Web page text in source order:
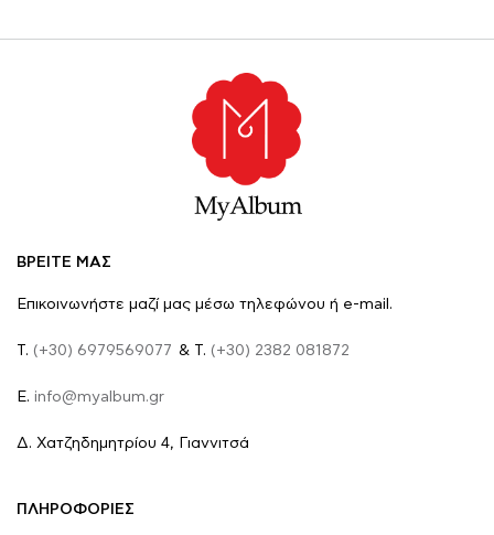
ΒΡΕΙΤΕ ΜΑΣ
Επικοινωνήστε μαζί μας μέσω τηλεφώνου ή e-mail.
Τ. (+30) 6979569077 & Τ. (+30) 2382 081872
E. info@myalbum.gr
Δ. Χατζηδημητρίου 4, Γιαννιτσά
ΠΛΗΡΟΦΟΡΙΕΣ